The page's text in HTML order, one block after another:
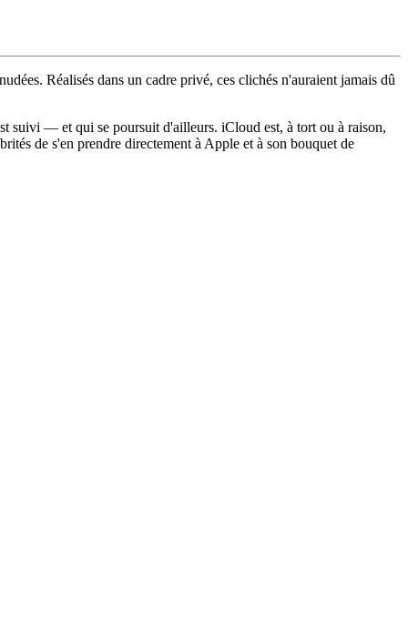
Réalisés dans un cadre privé, ces clichés n'auraient jamais dû
suivi — et qui se poursuit d'ailleurs. iCloud est, à tort ou à raison,
de s'en prendre directement à Apple et à son bouquet de